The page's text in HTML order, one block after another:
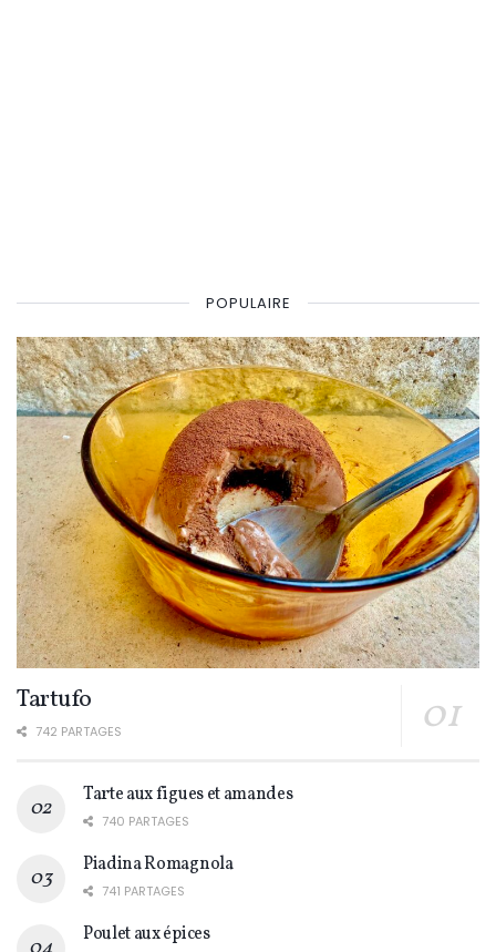
POPULAIRE
Tartufo
742 PARTAGES
Tarte aux figues et amandes
740 PARTAGES
Piadina Romagnola
741 PARTAGES
Poulet aux épices